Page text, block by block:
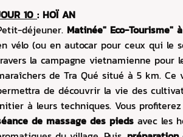
10 : HOÏ AN
déjeuner. Matinée" Eco-Tourisme"
vélo (ou en autocar pour ceux qui le
la campagne vietnamienne pour
de Tra Qué situé à 5 km. Ce
de découvrir la vie des
à leurs techniques. Vous
de massage des pieds avec les